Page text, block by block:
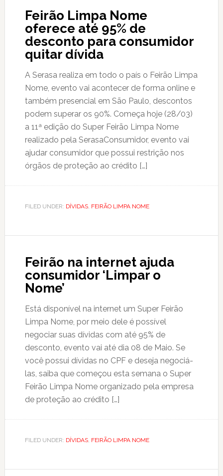
Feirão Limpa Nome
oferece até 95% de
desconto para consumidor
quitar dívida
A Serasa realiza em todo o país o Feirão Limpa
Nome, evento vai acontecer de forma online e
também presencial em São Paulo, descontos
podem superar os 90%. Começa hoje (28/03)
a 11ª edição do Super Feirão Limpa Nome
realizado pela SerasaConsumidor, evento vai
ajudar consumidor que possui restrição nos
órgãos de proteção ao crédito […]
FILED UNDER: DÍVIDAS, FEIRÃO LIMPA NOME
Feirão na internet ajuda
consumidor ‘Limpar o
Nome’
Está disponível na internet um Super Feirão
Limpa Nome, por meio dele é possível
negociar suas dívidas com até 95% de
desconto, evento vai até dia 08 de Maio. Se
você possui dívidas no CPF e deseja negociá-
las, saiba que começou esta semana o Super
Feirão Limpa Nome organizado pela empresa
de proteção ao crédito […]
FILED UNDER: DÍVIDAS, FEIRÃO LIMPA NOME